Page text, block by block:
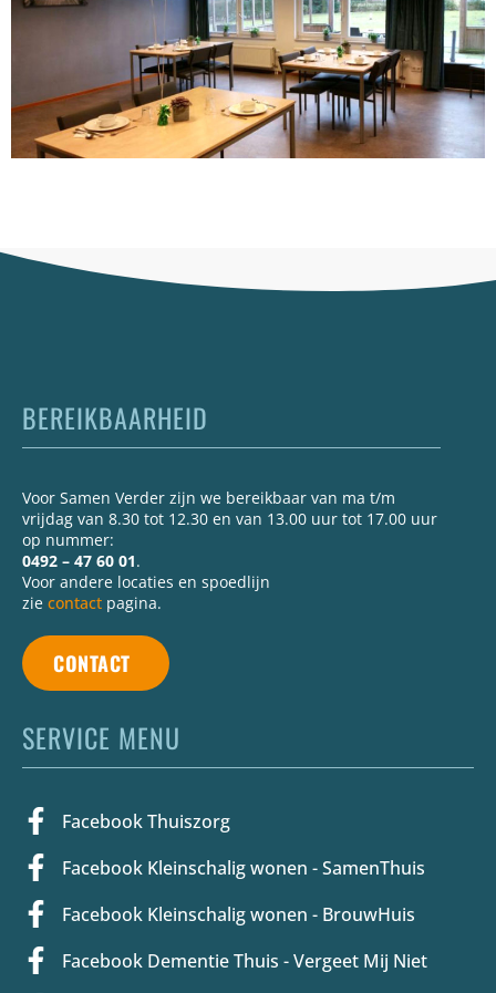
BEREIKBAARHEID
Voor Samen Verder zijn we bereikbaar van ma t/m
vrijdag van 8.30 tot 12.30 en van 13.00 uur tot 17.00 uur
op nummer:
0492 – 47 60 01.
Voor andere locaties en spoedlijn
zie contact pagina.
CONTACT
SERVICE MENU
Facebook Thuiszorg
Facebook Kleinschalig wonen - SamenThuis
Facebook Kleinschalig wonen - BrouwHuis
Facebook Dementie Thuis - Vergeet Mij Niet